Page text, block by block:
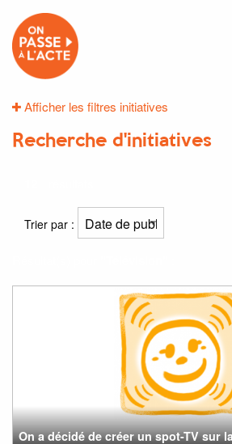
Afficher les filtres initiatives
Recherche d'initiatives
Trier par :
On a décidé de créer un spot-TV sur